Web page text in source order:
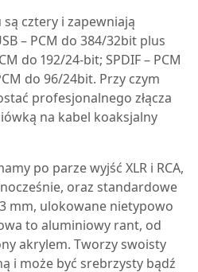
są cztery i zapewniają
– PCM do 384/32bit plus
do 192/24-bit; SPDIF – PCM
do 96/24bit. Przy czym
profesjonalnego złącza
na kabel koaksjalny
po parze wyjść XLR i RCA,
oraz standardowe
mm, ulokowane nietypowo
to aluminiowy rant, od
akrylem. Tworzy swoisty
i może być srebrzysty bądź